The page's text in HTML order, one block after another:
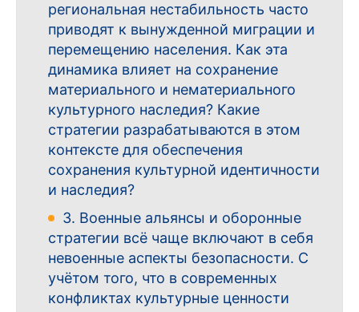
региональная нестабильность часто
приводят к вынужденной миграции и
перемещению населения. Как эта
динамика влияет на сохранение
материального и нематериального
культурного наследия? Какие
стратегии разрабатываются в этом
контексте для обеспечения
сохранения культурной идентичности
и наследия?
3. Военные альянсы и оборонные
стратегии всё чаще включают в себя
невоенные аспекты безопасности. С
учётом того, что в современных
конфликтах культурные ценности